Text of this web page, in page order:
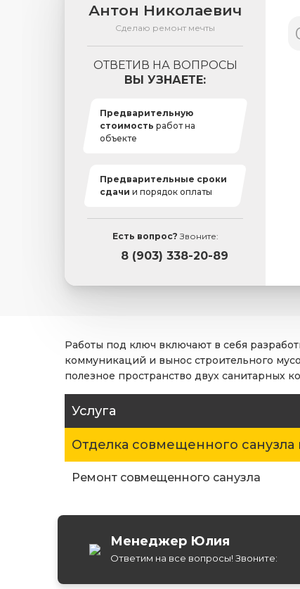
Антон Николаевич
Сделаю ремонт мечты
ОТВЕТИВ НА ВОПРОСЫ
ВЫ УЗНАЕТЕ:
Предварительную
стоимость работ на
объекте
Предварительные сроки
сдачи и порядок оплаты
Есть вопрос? Звоните:
8 (903) 338-20-89
Работы под ключ включают в себя
коммуникаций и вынос строительного
полезное пространство двух санитарных
Услуга
Отделка совмещенного санузла
Ремонт совмещенного санузла
Менеджер Юлия
Ответим на все вопросы! Звоните: